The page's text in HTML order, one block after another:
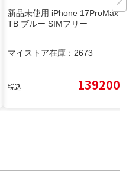
新品未使用 iPhone 17ProMax 1
TB ブルー SIMフリー
マイストア在庫： 2673
税込 139200